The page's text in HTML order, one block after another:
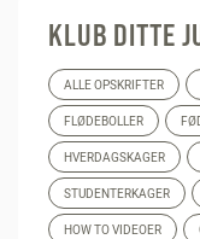
KLUB DITTE
ALLE OPSKRIFTER
FLØDEBOLLER
HVERDAGSKAGER
STUDENTERKAGER
HOW TO VIDEOER